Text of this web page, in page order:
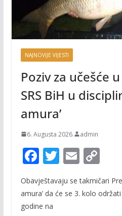
NAJNOVIJE VIJESTI
Poziv za učešće
SRS BiH u
amura’
6. Augusta 2026. admin
F
e
b
T
itt
E
ai
C
p
Obavještavaju se takmičari
amura’ da će se 3. kolo
godine na